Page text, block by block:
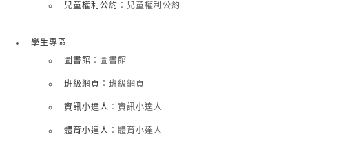
兒童權利公約 ：兒童權利公約
學生專區
圖書館 ：圖書館
班級網頁 ：班級網頁
資訊小達人 ：資訊小達人
體育小達人 ：體育小達人